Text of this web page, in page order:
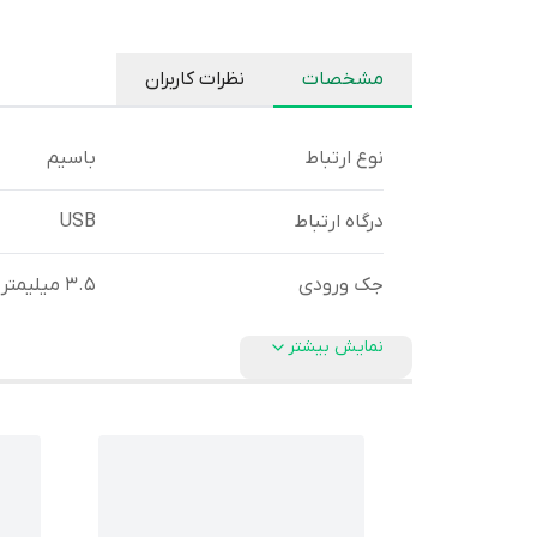
مشخصات نظرات کاربران
نوع ارتباط باسیم
درگاه ارتباط USB
جک ورودی 3.5 میلیمتر
نمایش بیشتر